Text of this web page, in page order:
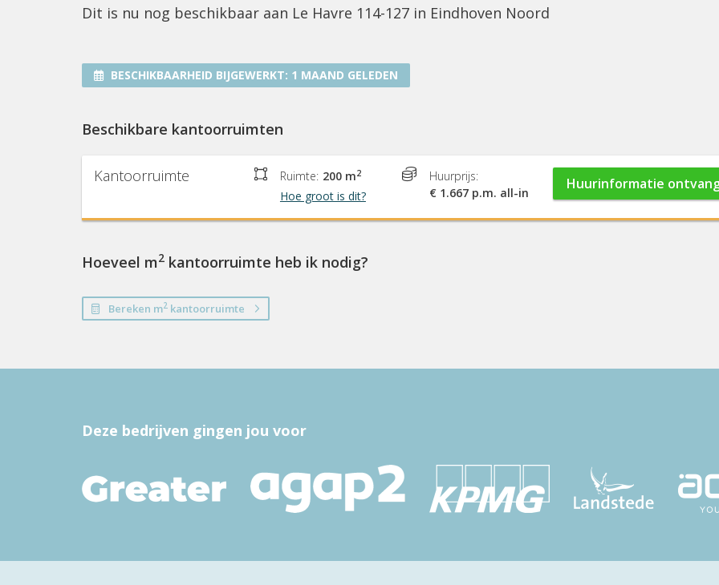
Dit is nu nog beschikbaar aan Le Havre 114-127 in Eindhoven Noord
BESCHIKBAARHEID BIJGEWERKT: 1 MAAND GELEDEN
Beschikbare kantoorruimten
Kantoorruimte Ruimte: 200 m2
Hoe groot is dit?
Huurprijs:
€ 1.667 p.m. all-in
Huurinformatie
Hoeveel m2 kantoorruimte heb ik nodig?
Bereken m2 kantoorruimte
Deze bedrijven gingen jou voor